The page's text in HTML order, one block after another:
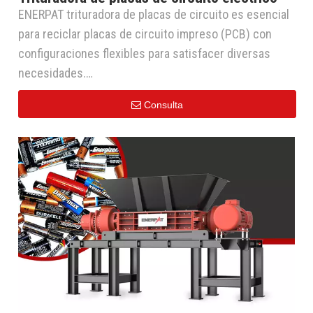
ENERPAT trituradora de placas de circuito es esencial
para reciclar placas de circuito impreso (PCB) con
configuraciones flexibles para satisfacer diversas
necesidades.
Trituradora de doble eje/cuatro ejes: Corta placas de
circuito en aproximadamente 60mm partículas.
aproximadamente 40mm.
Granulador: Tritura aún más las partículas hasta
alcanzar aproximadamente 20mm, facilitando la
separación y la recuperación.
Alcanza tasas de reciclaje de hasta 99% de cobre puro,
98% hierro, y 95% plásticos, haciéndolo eficiente y
respetuoso con el medio ambiente.
Consulta